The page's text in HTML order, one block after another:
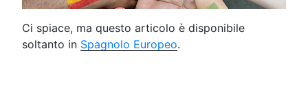
Ci spiace, ma questo articolo è disponibile
soltanto in Spagnolo Europeo.